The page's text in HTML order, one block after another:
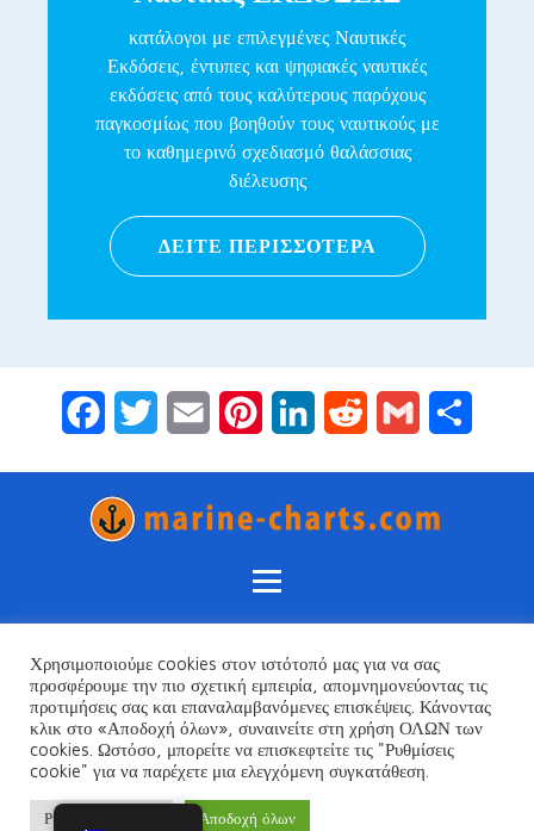
κατάλογοι με επιλεγμένες Ναυτικές
Εκδόσεις, έντυπες και ψηφιακές ναυτικές
εκδόσεις από τους καλύτερους παρόχους
παγκοσμίως που βοηθούν τους ναυτικούς με
το καθημερινό σχεδιασμό θαλάσσιας
διέλευσης
ΔΕΙΤΕ ΠΕΡΙΣΣΟΤΕΡΑ
FacebookTwitter Email PinterestLinkedIn Reddit Gmail
Πολιτική Απορρήτου
Όροι και Προϋποθέσεις
Βρείτε όλους τους κορυφαίους παρόχους προϊόντων και υπηρεσιών
Ναυτικής Πλοήγησης Marine Navigation για ασφαλή σχεδιασμό
θαλάσσιων ταξιδιών
Σχεδιάστηκε από το Marketing365.com
Χρησιμοποιούμε cookies στον ιστότοπό μας για να σας
προσφέρουμε την πιο σχετική εμπειρία, απομνημονεύοντας τις
προτιμήσεις σας και επαναλαμβανόμενες επισκέψεις. Κάνοντας
κλικ στο «Αποδοχή όλων», συναινείτε στη χρήση ΟΛΩΝ των
cookies. Ωστόσο, μπορείτε να επισκεφτείτε τις "Ρυθμίσεις
cookie" για να παρέχετε μια ελεγχόμενη συγκατάθεση.
Ρυθμίσεις cookie Αποδοχή όλων